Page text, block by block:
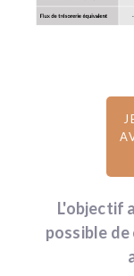
L'objectif
possible